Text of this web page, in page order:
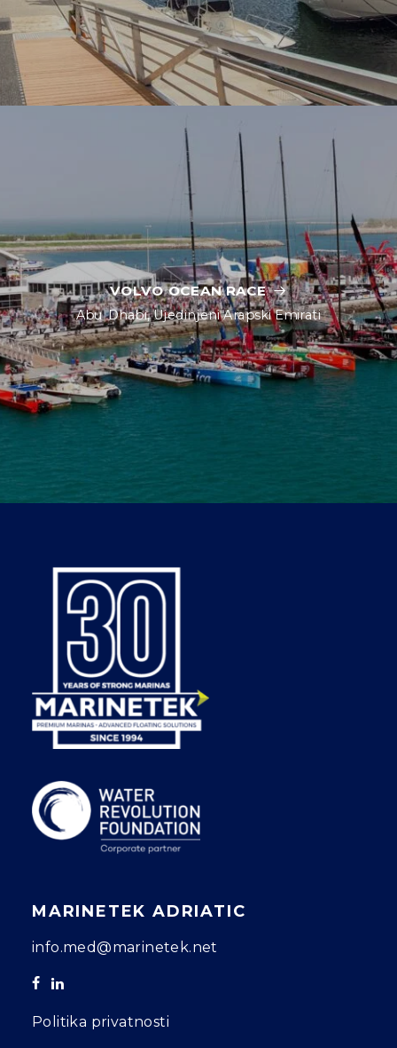
VOLVO OCEAN RACE
Abu Dhabi, Ujedinjeni Arapski Emirati
MARINETEK ADRIATIC
info.med@marinetek.net
Politika privatnosti